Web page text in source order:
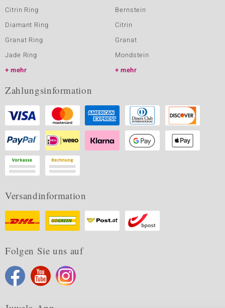
Citrin Ring
Diamant Ring
Granat Ring
Jade Ring
mehr
Bernstein
Citrin
Granat
Mondstein
mehr
Zahlungsinformation
Versandinformation
Folgen Sie uns auf